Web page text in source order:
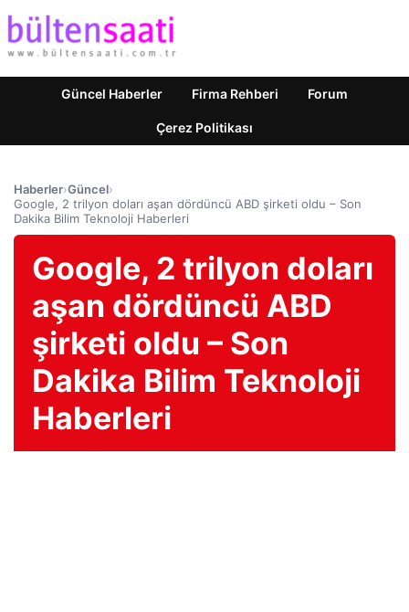
Güncel Haberler Firma Rehberi Forum
Çerez Politikası
Haberler›Güncel›
Google, 2 trilyon doları aşan dördüncü ABD şirketi oldu – Son
Dakika Bilim Teknoloji Haberleri
Google, 2 trilyon doları
aşan dördüncü ABD
şirketi oldu – Son
Dakika Bilim Teknoloji
Haberleri